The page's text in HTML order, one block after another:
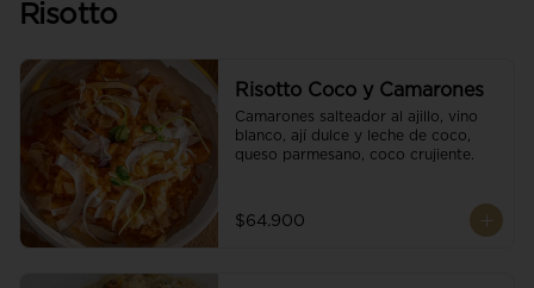
Risotto
Risotto Coco y Camarones
Camarones salteador al ajillo, vino
blanco, ají dulce y leche de coco,
queso parmesano, coco crujiente.
$64.900